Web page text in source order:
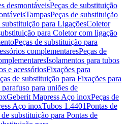
desmontáveisPeças de substituição
TampasPeças de substituição
substituição para LigaçõesColetor
para Coletor com ligação
Peças de substituição para
complementaresPeças de
Isolamentos para tubos
e acessóriosFixações para
de substituição para Fixações para
para uniões de
Geberit Mapress Aço inoxPeças de
Aço inoxTubos 1.4401Pontas de
de substituição para Pontas de